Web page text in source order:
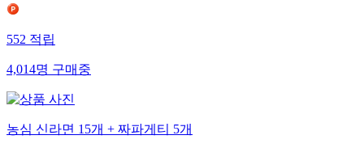
552적립
4,014명구매중
농심 신라면 15개 + 짜파게티 5개